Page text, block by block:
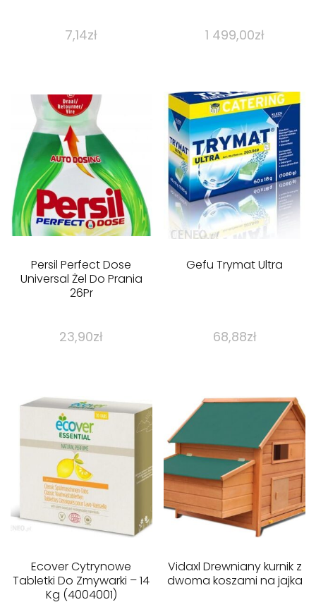
7,14zł 1 499,00zł
Persil Perfect Dose
Universal Żel Do Prania
26Pr
23,90zł
Gefu Trymat Ultra
68,88zł
Ecover Cytrynowe
Tabletki Do Zmywarki – 14
Kg (4004001)
Vidaxl Drewniany kurnik z
dwoma koszami na jajka